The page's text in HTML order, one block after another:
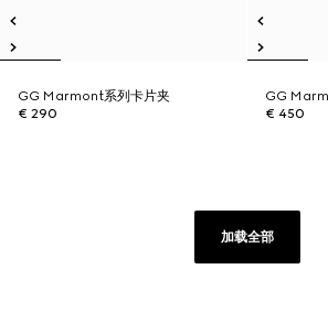
GG Marmont系列卡片夹
€ 290
GG
€ 450
加载全部